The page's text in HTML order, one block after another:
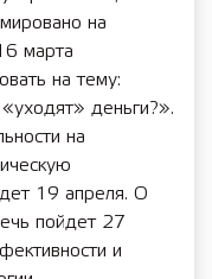
на
марта
на тему:
деньги?».
на
19 апреля. О
пойдет 27
и